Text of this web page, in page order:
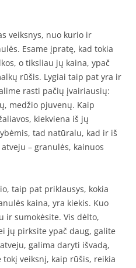
veiksnys, nuo kurio ir
Esame įpratę, kad tokia
o tiksliau jų kaina, ypač
rūšis. Lygiai taip pat yra ir
rasti pačių įvairiausių:
medžio pjuvenų. Kaip
kiekviena iš jų
tad natūralu, kad ir iš
– granulės, kainuos
taip pat priklausys, kokia
kaina, yra kiekis. Kuo
ir sumokėsite. Vis dėlto,
jų pirksite ypač daug, galite
galima daryti išvadą,
veiksnį, kaip rūšis, reikia